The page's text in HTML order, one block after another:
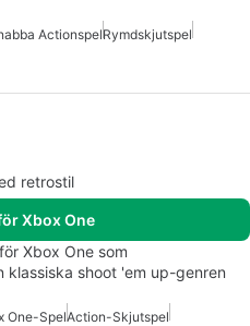
ActionspelRymdskjutspel
retrostil
Xbox One
Xbox One som
klassiska shoot 'em up-genren
One-SpelAction-Skjutspel